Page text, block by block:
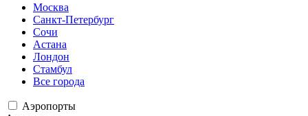
Москва
Санкт-Петербург
Сочи
Астана
Лондон
Стамбул
Все города
Аэропорты